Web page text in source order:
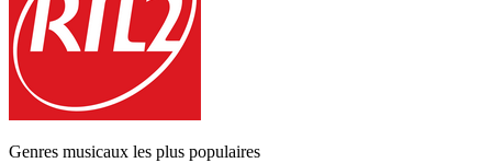
Genres musicaux les plus populaires